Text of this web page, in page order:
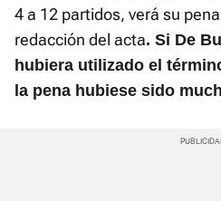
4 a 12 partidos, verá su
redacción del acta. Si De
hubiera utilizado el
la pena hubiese sido